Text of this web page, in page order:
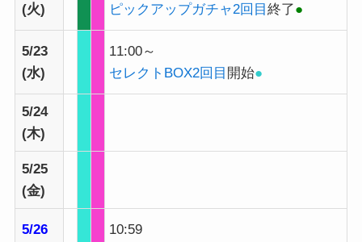
(火)
ピックアップガチャ2回目終了●
5/23
(水)
11:00～
セレクトBOX2回目 開始●
5/24
(木)
5/25
(金)
5/26
10:59